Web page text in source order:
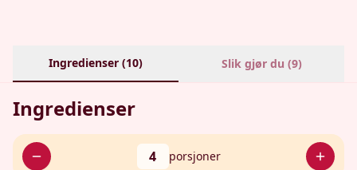
Ingredienser (10) Slik gjør du (9)
Ingredienser
4 porsjoner